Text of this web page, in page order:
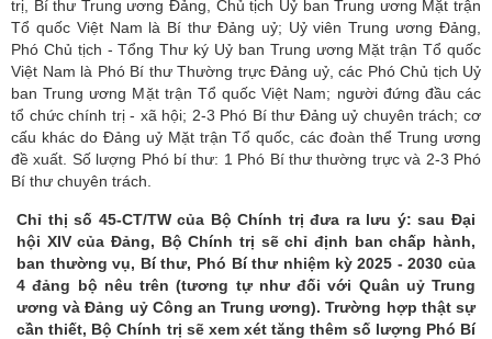
trị, Bí thư Trung ương Đảng, Chủ tịch Uỷ ban Trung ương Mặt trận
Tổ quốc Việt Nam là Bí thư Đảng uỷ; Uỷ viên Trung ương Đảng,
Phó Chủ tịch - Tổng Thư ký Uỷ ban Trung ương Mặt trận Tổ quốc
Việt Nam là Phó Bí thư Thường trực Đảng uỷ, các Phó Chủ tịch Uỷ
ban Trung ương Mặt trận Tổ quốc Việt Nam; người đứng đầu các
tổ chức chính trị - xã hội; 2-3 Phó Bí thư Đảng uỷ chuyên trách; cơ
cấu khác do Đảng uỷ Mặt trận Tổ quốc, các đoàn thể Trung ương
đề xuất. Số lượng Phó bí thư: 1 Phó Bí thư thường trực và 2-3 Phó
Bí thư chuyên trách.
Chỉ thị số 45-CT/TW của Bộ Chính trị đưa ra lưu ý: sau Đại
hội XIV của Đảng, Bộ Chính trị sẽ chỉ định ban chấp hành,
ban thường vụ, Bí thư, Phó Bí thư nhiệm kỳ 2025 - 2030 của
4 đảng bộ nêu trên (tương tự như đối với Quân uỷ Trung
ương và Đảng uỷ Công an Trung ương). Trường hợp thật sự
cần thiết, Bộ Chính trị sẽ xem xét tăng thêm số lượng Phó Bí